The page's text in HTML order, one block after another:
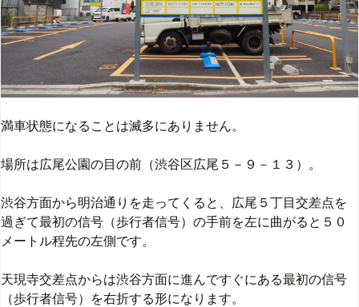
満車状態になることは滅多にありません。
場所は広尾公園の目の前（渋谷区広尾５－９－１３）。
渋谷方面から明治通りを走ってくると、広尾５丁目交差点を
過ぎて最初の信号（歩行者信号）の手前を左に曲がると５０
メートル程先の左側です。
天現寺交差点からは渋谷方面に進んですぐにある最初の信号
（歩行者信号）を右折する形になります。